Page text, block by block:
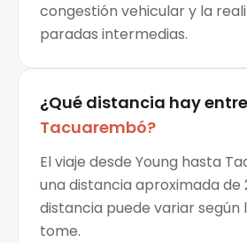
congestión vehicular y la
paradas intermedias.
¿Qué distancia hay entre
Tacuarembó?
El viaje desde Young hasta
una distancia aproximada de
distancia puede variar según
tome.